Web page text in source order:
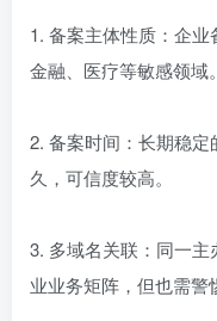
1. 备案主体性质：企
金融、医疗等敏感领域。
2. 备案时间：长期稳
久，可信度较高。
3. 多域名关联：同一
业业务矩阵，但也需警